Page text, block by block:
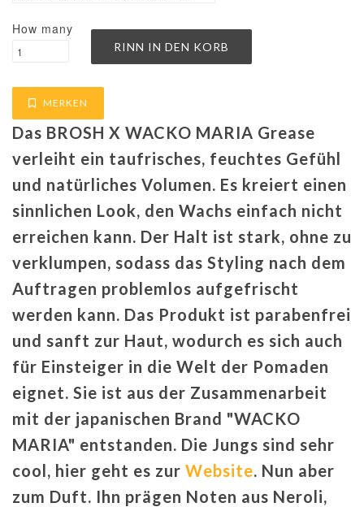
How many
MERKEN
Das BROSH X WACKO MARIA Grease
verleiht ein taufrisches, feuchtes Gefühl
und natürliches Volumen. Es kreiert einen
sinnlichen Look, den Wachs einfach nicht
erreichen kann. Der Halt ist stark, ohne zu
verklumpen, sodass das Styling nach dem
Auftragen problemlos aufgefrischt
werden kann. Das Produkt ist parabenfrei
und sanft zur Haut, wodurch es sich auch
für Einsteiger in die Welt der Pomaden
eignet. Sie ist aus der Zusammenarbeit
mit der japanischen Brand "WACKO
MARIA" entstanden. Die Jungs sind sehr
cool, hier geht es zur Website. Nun aber
zum Duft. Ihn prägen Noten aus Neroli,